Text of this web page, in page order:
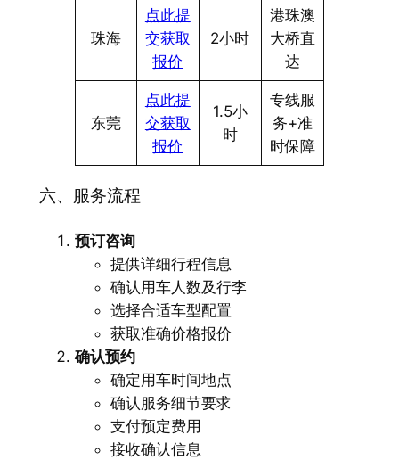
珠海
点此提
交获取
报价
2小时
港珠澳
大桥直
达
东莞
点此提
交获取
报价
1.5小
时
专线服
务+准
时保障
六、服务流程
预订咨询
提供详细行程信息
确认用车人数及行李
选择合适车型配置
获取准确价格报价
确认预约
确定用车时间地点
确认服务细节要求
支付预定费用
接收确认信息